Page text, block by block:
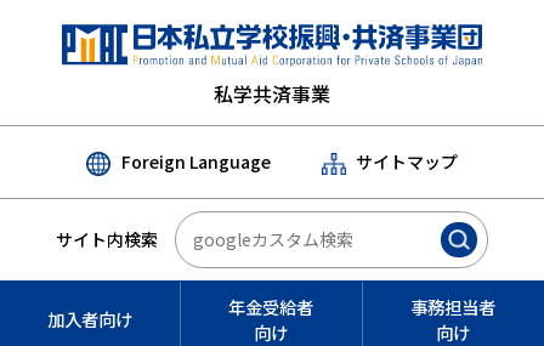
私学共済事業
Foreign Language サイトマップ
サイト内検索
加入者向け
年金受給者
向け
事務担当者
向け